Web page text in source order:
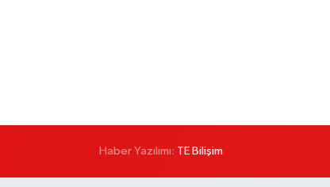
Haber Yazılımı: TE Bilişim